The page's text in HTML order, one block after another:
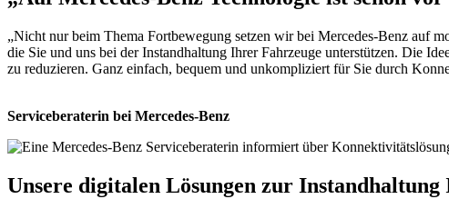
„Nicht nur beim Thema Fortbewegung setzen wir bei Mercedes-Benz auf
die Sie und uns bei der Instandhaltung Ihrer Fahrzeuge unterstützen. Die
zu reduzieren. Ganz einfach, bequem und unkompliziert für Sie durch
Serviceberaterin bei Mercedes-Benz
Unsere digitalen Lösungen zur